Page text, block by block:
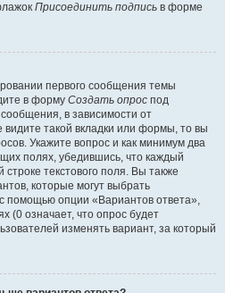
Присоединить подпись в форме
первого сообщения темы
в форму Создать опрос под
в зависимости от
видите такой вкладки или формы, то вы
Укажите вопрос и как минимум два
полях, убедившись, что каждый
текстового поля. Вы также
которые могут выбрать
помощью опции «Вариантов ответа»,
(0 означает, что опрос будет
изменять вариант, за который